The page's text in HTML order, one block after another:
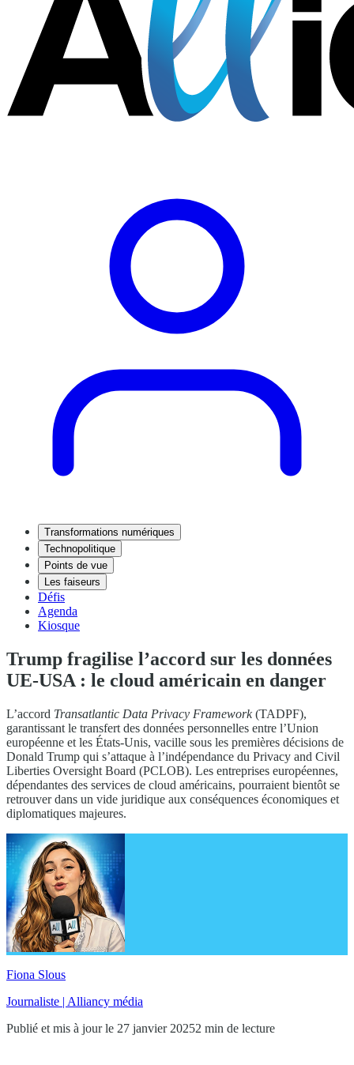
Transformations numériques
Technopolitique
Points de vue
Les faiseurs
Défis
Agenda
Kiosque
Trump fragilise l’accord sur les données
UE-USA : le cloud américain en danger
L’accord Transatlantic Data Privacy Framework(TADPF),
garantissant le transfert des données personnelles entre l’Union
européenne et les États-Unis, vacille sous les premières décisions de
Donald Trump qui s’attaque à l’indépendance du Privacy and Civil
Liberties Oversight Board (PCLOB). Les entreprises européennes,
dépendantes des services de cloud américains, pourraient bientôt se
retrouver dans un vide juridique aux conséquences économiques et
diplomatiques majeures.
Fiona Slous
Journaliste | Alliancy média
Publié et mis à jour le 27 janvier 20252 min de lecture